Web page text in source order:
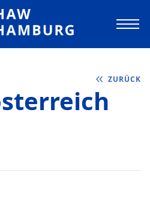
für Angewandte
ZURÜCK